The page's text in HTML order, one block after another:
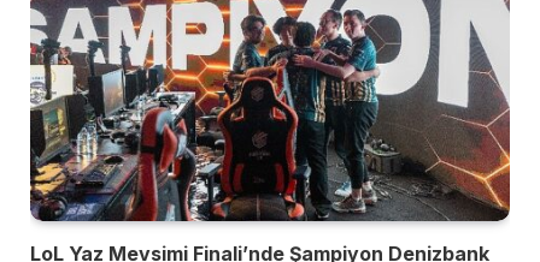
LoL Yaz Mevsimi Finali’nde Şampiyon Denizbank